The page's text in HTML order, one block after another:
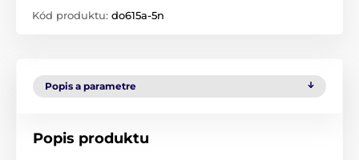
Kód produktu: do615a-5n
Popis a parametre
Popis produktu